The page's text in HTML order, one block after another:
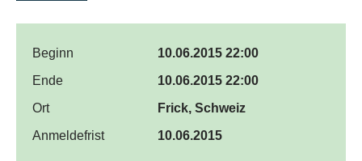
Beginn
10.06.2015 22:00
Ende
10.06.2015 22:00
Ort
Frick, Schweiz
Anmeldefrist
10.06.2015